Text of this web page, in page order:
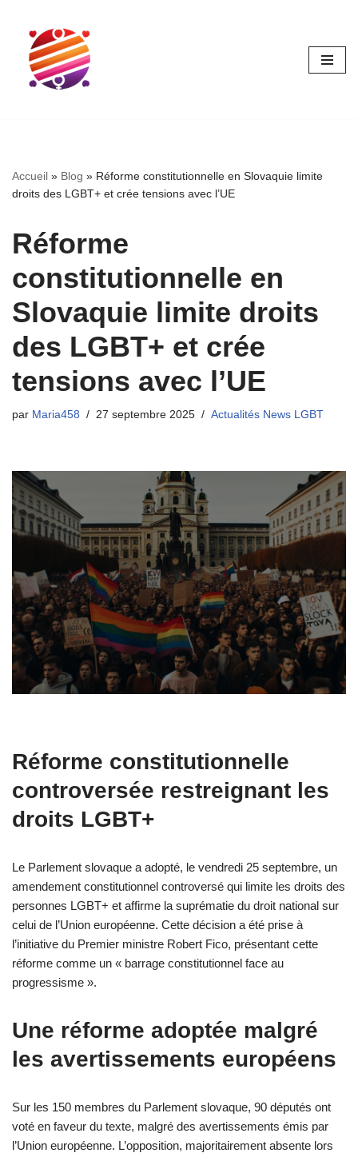
Aller
contenu
Accueil » Blog » Réforme constitutionnelle en Slovaquie limite
droits des LGBT+ et crée tensions avec l’UE
Réforme
constitutionnelle en
Slovaquie limite droits
des LGBT+ et crée
tensions avec l’UE
par Maria458 27 septembre 2025 Actualités News LGBT
Réforme constitutionnelle
controversée restreignant les
droits LGBT+
Le Parlement slovaque a adopté, le vendredi 25 septembre, un
amendement constitutionnel controversé qui limite les droits des
personnes LGBT+ et affirme la suprématie du droit national sur
celui de l’Union européenne. Cette décision a été prise à
l’initiative du Premier ministre Robert Fico, présentant cette
réforme comme un « barrage constitutionnel face au
progressisme ».
Une réforme adoptée malgré
les avertissements européens
Sur les 150 membres du Parlement slovaque, 90 députés ont
voté en faveur du texte, malgré des avertissements émis par
l’Union européenne. L’opposition, majoritairement absente lors